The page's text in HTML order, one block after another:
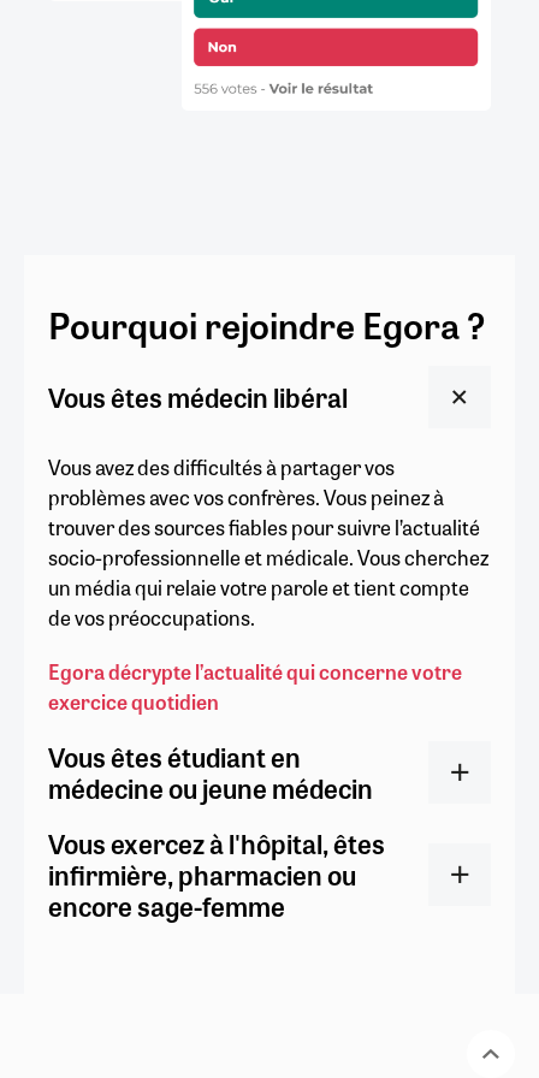
Pourquoi rejoindre Egora ?
Vous êtes médecin libéral
Vous avez des difficultés à partager vos
problèmes avec vos confrères. Vous peinez à
trouver des sources fiables pour suivre l’actualité
socio-professionnelle et médicale. Vous cherchez
un média qui relaie votre parole et tient compte
de vos préoccupations.
Egora décrypte l’actualité qui concerne votre
exercice quotidien
Vous êtes étudiant en
médecine ou jeune médecin
Vous exercez à l'hôpital, êtes
infirmière, pharmacien ou
encore sage-femme